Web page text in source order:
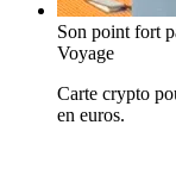
Son point fort
Voyage
Carte crypto
en euros.